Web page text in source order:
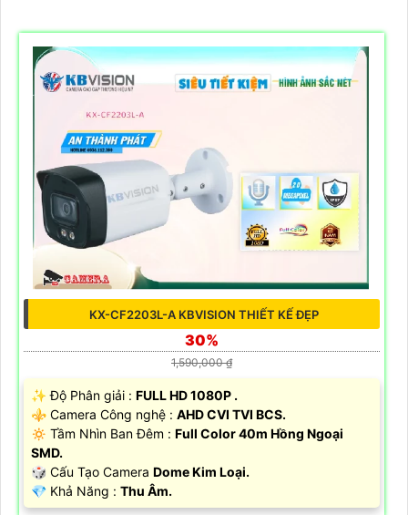
KX-CF2203L-A KBVISION THIẾT KẾ ĐẸP
30%
1,590,000 ₫
✨ Độ Phân giải : FULL HD 1080P .
⚜️ Camera Công nghệ : AHD CVI TVI BCS.
🔅 Tầm Nhìn Ban Đêm : Full Color 40m Hồng Ngoại
SMD.
🎲 Cấu Tạo Camera Dome Kim Loại.
️💎 Khả Năng : Thu Âm.